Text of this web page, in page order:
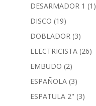
DESARMADOR 1 (1)
DISCO (19)
DOBLADOR (3)
ELECTRICISTA (26)
EMBUDO (2)
ESPAÑOLA (3)
ESPATULA 2" (3)